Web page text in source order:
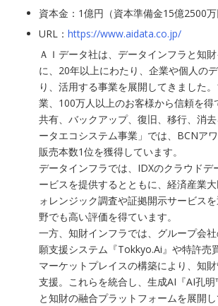
資本金：1億円（資本準備金15億2500万
URL： https://www.aidata.co.jp/
ＡＩデータ社は、データインフラと知
に、20年以上にわたり、企業や個人の
り、活用する事業を展開してきました
業、100万人以上のお客様から信頼を得
共有、バックアップ、復旧、移行、消
ータエコシステム事業」では、BCNア
販売本数1位を獲得しています。
データインフラでは、IDXのクラウドデ
ービスを提供するとともに、経済産業
ォレンジック調査や証拠開示サービス
野でも高い評価を得ています。
一方、知財インフラでは、グループ会
願支援システム『Tokkyo.Ai』や特許売
マーケットプレイスの構築により、知
支援。これらを統合し、生成AI『AI孔
と知財の融合プラットフォームを展開